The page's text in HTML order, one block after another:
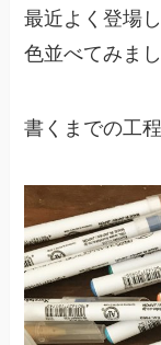
最近よく登場
色並べてみまし
書くまでの工